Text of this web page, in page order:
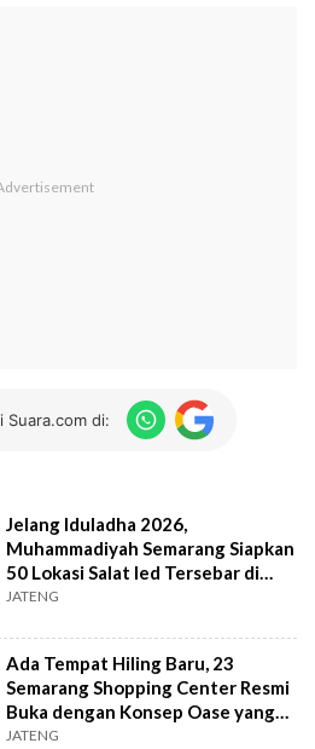
di:
Jelang Iduladha 2026,
Muhammadiyah Semarang Siapkan
50 Lokasi Salat Ied Tersebar di
Penjuru Kota
JATENG
Ada Tempat Hiling Baru, 23
Semarang Shopping Center Resmi
Buka dengan Konsep Oase yang
Bikin Fomo
JATENG